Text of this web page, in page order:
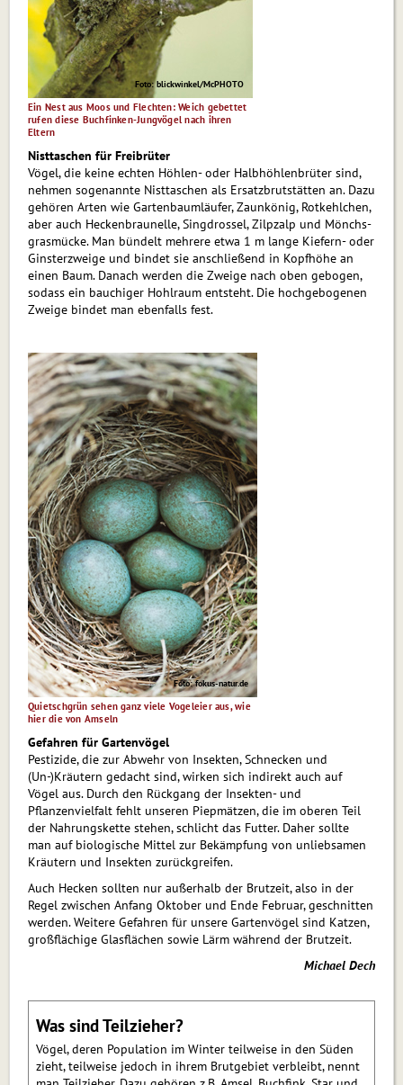
Foto: blickwinkel/McPHOTO
Ein Nest aus Moos und Flechten: Weich gebettet
rufen diese Buchfinken-Jungvögel nach ihren
Eltern
Nisttaschen für Freibrüter
Vögel, die keine echten Höhlen- oder Halb­höh­len­brü­ter sind,
nehmen sogenannte Nisttaschen als Er­satz­brut­stät­ten an. Dazu
gehören Arten wie Gar­ten­baum­läu­fer, Zaunkönig, Rotkehlchen,
aber auch He­cken­brau­nel­le, Singdrossel, Zilpzalp und Mönchs­
gras­mücke. Man bündelt mehrere etwa 1 m lange Kiefern- oder
Ginsterzweige und bindet sie anschließend in Kopfhöhe an
einen Baum. Danach werden die Zweige nach oben gebogen,
sodass ein bauchiger Hohlraum entsteht. Die hochgebogenen
Zweige bindet man ebenfalls fest.
Foto: fokus-natur.de
Quietschgrün sehen ganz viele Vogeleier aus, wie
hier die von Amseln
Gefahren für Gartenvögel
Pestizide, die zur Abwehr von Insekten, Schnecken und
(Un-)Kräutern gedacht sind, wirken sich indirekt auch auf
Vögel aus. Durch den Rückgang der In­sek­ten- und
Pflanzenvielfalt fehlt unseren Piepmätzen, die im oberen Teil
der Nahrungskette stehen, schlicht das Futter. Daher sollte
man auf biologische Mittel zur Bekämpfung von unliebsamen
Kräutern und Insekten zurückgreifen.
Auch Hecken sollten nur außerhalb der Brutzeit, also in der
Regel zwischen Anfang Oktober und Ende Februar, geschnitten
werden. Weitere Gefahren für unsere Gartenvögel sind Katzen,
großflächige Glas­flä­chen sowie Lärm während der Brutzeit.
Michael Dech
Was sind Teilzieher?
Vögel, deren Population im Winter teilweise in den Süden
zieht, teilweise jedoch in ihrem Brutgebiet verbleibt, nennt